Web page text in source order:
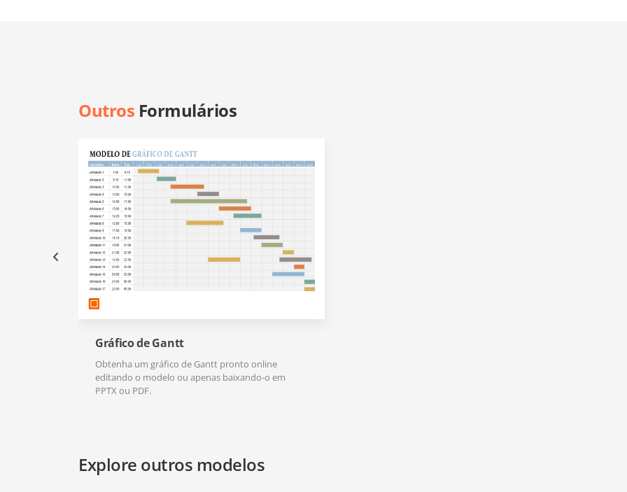
Outros Formulários
Gráfico de Gantt
Obtenha um gráfico de Gantt pronto online
editando o modelo ou apenas baixando-o em
PPTX ou PDF.
Explore outros modelos